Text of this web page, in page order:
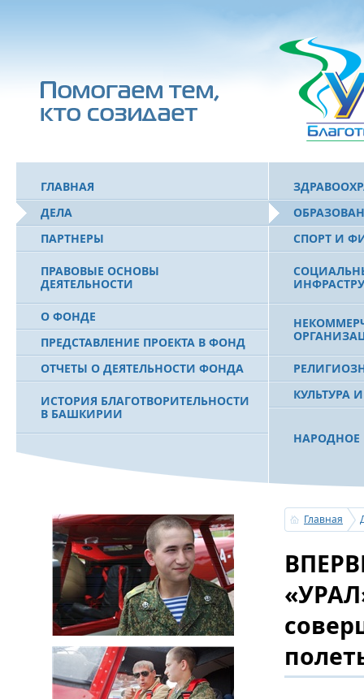
ГЛАВНАЯ
ДЕЛА
ПАРТНЕРЫ
ПРАВОВЫЕ ОСНОВЫ
ДЕЯТЕЛЬНОСТИ
О ФОНДЕ
ПРЕДСТАВЛЕНИЕ ПРОЕКТА В ФОНД
ОТЧЕТЫ О ДЕЯТЕЛЬНОСТИ ФОНДА
ИСТОРИЯ БЛАГОТВОРИТЕЛЬНОСТИ
В БАШКИРИИ
МУРТАЗЕ РАХИМОВЕ
СПОРТ И
КУЛЬТУРА
НАРОДНОЕ
СОВЕТА
«УРАЛ»
УСЕРГАН.
Главная